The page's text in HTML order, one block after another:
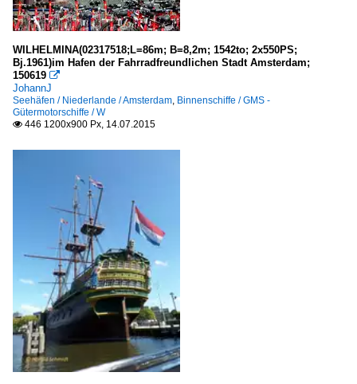
WILHELMINA(02317518;L=86m; B=8,2m; 1542to; 2x550PS;
Bj.1961)im Hafen der Fahrradfreundlichen Stadt Amsterdam;
150619 
JohannJ
Seehäfen / Niederlande / Amsterdam, Binnenschiffe / GMS -
Gütermotorschiffe / W
 446 1200x900 Px, 14.07.2015